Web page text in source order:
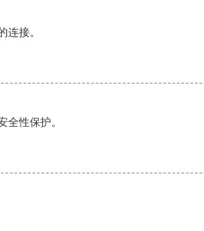
连接。
性保护。